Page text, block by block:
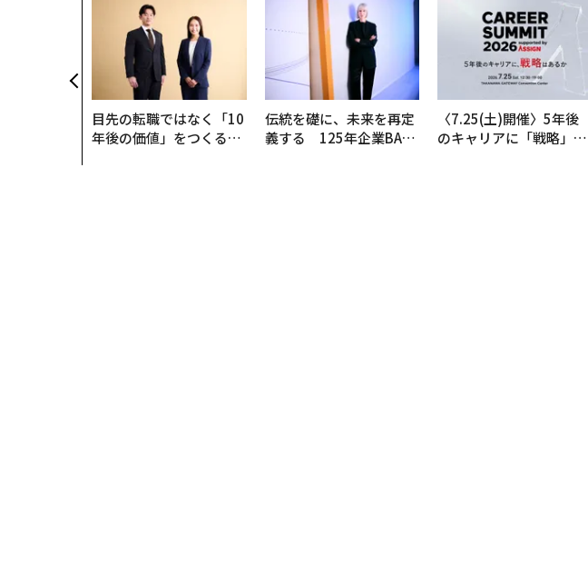
ロッキード・マーティン 投資/投資家 株式投資
FOLLOW US